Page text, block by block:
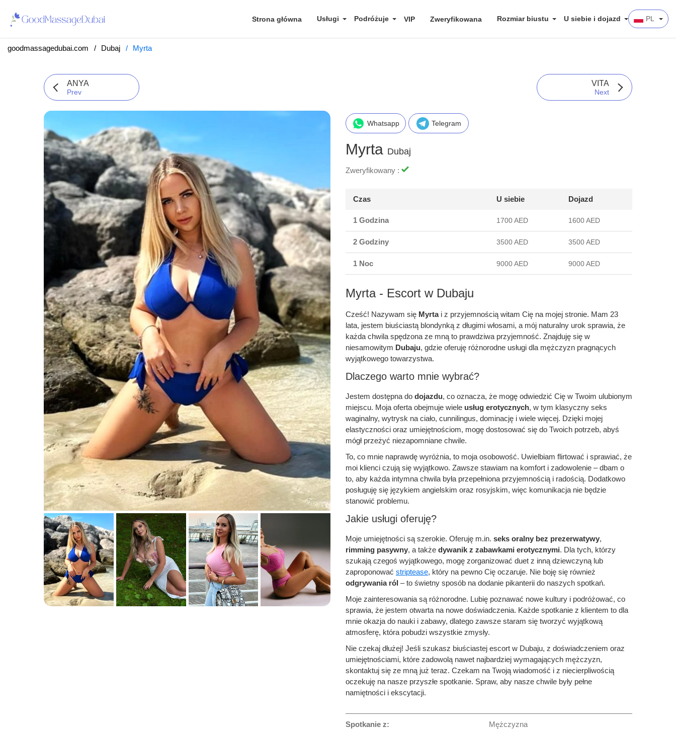
Strona główna Usługi Podróżuje VIP Zweryfikowana Rozmiar biustu U siebie i dojazd PL
goodmassagedubai.com Dubaj Myrta
ANYA
Prev
VITA
Next
Whatsapp Telegram
Myrta - Escort w Dubaju
Cześć! Nazywam się Myrtai z przyjemnością witam Cię na mojej stronie. Mam 23
lata, jestem biuściastą blondynką z długimi włosami, a mój naturalny urok sprawia, że
każda chwila spędzona ze mną to prawdziwa przyjemność. Znajduję się w
niesamowitym Dubaju, gdzie oferuję różnorodne usługi dla mężczyzn pragnących
wyjątkowego towarzystwa.
Dlaczego warto mnie wybrać?
Jestem dostępna do dojazdu, co oznacza, że mogę odwiedzić Cię w Twoim ulubionym
miejscu. Moja oferta obejmuje wiele usług erotycznych, w tym klasyczny seks
waginalny, wytrysk na ciało, cunnilingus, dominację i wiele więcej. Dzięki mojej
elastyczności oraz umiejętnościom, mogę dostosować się do Twoich potrzeb, abyś
mógł przeżyć niezapomniane chwile.
To, co mnie naprawdę wyróżnia, to moja osobowość. Uwielbiam flirtować i sprawiać, że
moi klienci czują się wyjątkowo. Zawsze stawiam na komfort i zadowolenie – dbam o
to, aby każda intymna chwila była przepełniona przyjemnością i radością. Dodatkowo
posługuję się językiem angielskim oraz rosyjskim, więc komunikacja nie będzie
stanowić problemu.
Jakie usługi oferuję?
Moje umiejętności są szerokie. Oferuję m.in. seks oralny bez prezerwatywy,
rimming pasywny, a także dywanik z zabawkami erotycznymi. Dla tych, którzy
szukają czegoś wyjątkowego, mogę zorganizować duet z inną dziewczyną lub
zaproponować striptease, który na pewno Cię oczaruje. Nie boję się również
odgrywania ról – to świetny sposób na dodanie pikanterii do naszych spotkań.
Moje zainteresowania są różnorodne. Lubię poznawać nowe kultury i podróżować, co
sprawia, że jestem otwarta na nowe doświadczenia. Każde spotkanie z klientem to dla
mnie okazja do nauki i zabawy, dlatego zawsze staram się tworzyć wyjątkową
atmosferę, która pobudzi wszystkie zmysły.
Nie czekaj dłużej! Jeśli szukasz biuściastej escort w Dubaju, z doświadczeniem oraz
umiejętnościami, które zadowolą nawet najbardziej wymagających mężczyzn,
skontaktuj się ze mną już teraz. Czekam na Twoją wiadomość i z niecierpliwością
oczekuję na nasze przyszłe spotkanie. Spraw, aby nasze chwile były pełne
namiętności i ekscytacji.
Myrta Dubaj
Zweryfikowany :
Czas U siebie Dojazd
1 Godzina 1700 AED 1600 AED
2 Godziny 3500 AED 3500 AED
1 Noc 9000 AED 9000 AED
Spotkanie z: Mężczyzna